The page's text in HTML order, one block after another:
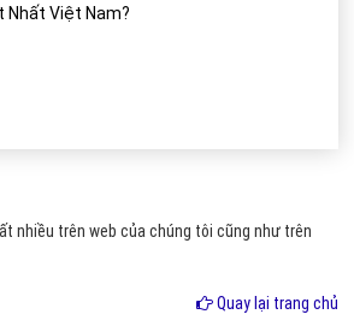
Nhất Việt Nam?
nhiều trên web của chúng tôi cũng như trên
Quay lại trang chủ